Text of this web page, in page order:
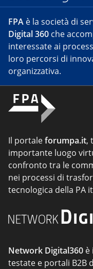
FPA è la società di
Digital 360 che
interessate ai
loro percorsi di
organizzativa.
Il portaleforumpa.it,
importante luogo
confronto tra le
nei processi di
tecnologica della PA
Network Digital360 è
testate e portali B2B